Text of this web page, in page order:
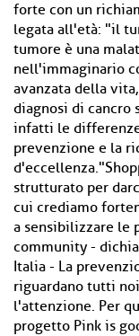
forte con un
legata all'età: "il
tumore è una
nell'immaginario
avanzata della
diagnosi di cancro
infatti le
prevenzione e la
strutturato per
cui crediamo
a sensibilizzare le
community -
Italia - La
riguardano tutti
l'attenzione. Per
progetto Pink is